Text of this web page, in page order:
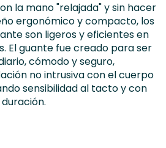
la mano "relajada" y sin hacer
ergonómico y compacto, los
son ligeros y eficientes en
El guante fue creado para ser
cómodo y seguro,
no intrusiva con el cuerpo
sensibilidad al tacto y con